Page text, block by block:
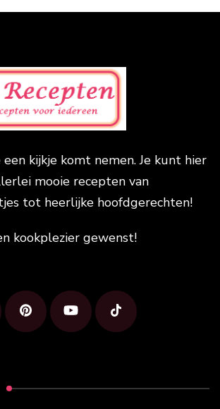
kijkje komt nemen. Je kunt hier
mooie recepten van
tot heerlijke hoofdgerechten!
kookplezier gewenst!